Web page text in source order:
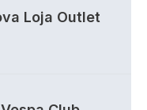
Loja Outlet